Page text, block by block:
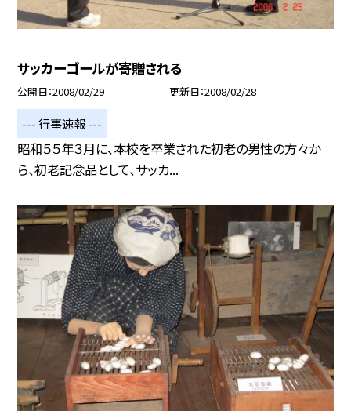
サッカーゴールが寄贈される
公開日 2008/02/29 更新日 2008/02/28
--- 行事速報 ---
昭和５５年３月に、本校を卒業された初老の男性の方々か
ら、初老記念品として、サッカ...